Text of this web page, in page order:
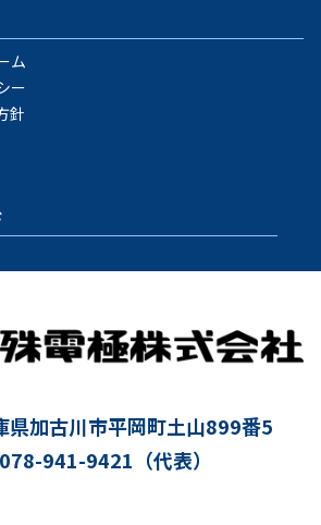
ム
ー
針
県加古川市平岡町土山899番5
941-9421（代表）